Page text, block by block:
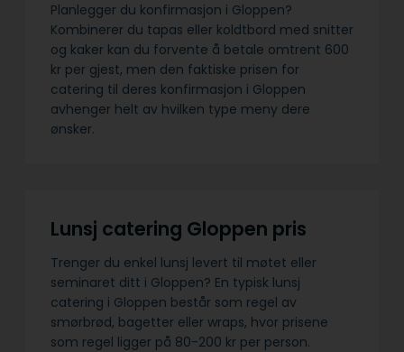
Planlegger du konfirmasjon i Gloppen?
Kombinerer du tapas eller koldtbord med snitter
og kaker kan du forvente å betale omtrent 600
kr per gjest, men den faktiske prisen for
catering til deres konfirmasjon i Gloppen
avhenger helt av hvilken type meny dere
ønsker.
Lunsj catering Gloppen pris
Trenger du enkel lunsj levert til møtet eller
seminaret ditt i Gloppen? En typisk lunsj
catering i Gloppen består som regel av
smørbrød, bagetter eller wraps, hvor prisene
som regel ligger på 80-200 kr per person.